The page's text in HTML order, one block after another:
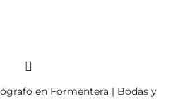
en Formentera | Bodas y